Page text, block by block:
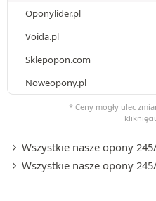
Oponylider.pl
Voida.pl
Sklepopon.com
Noweopony.pl
* Ceny mogły ulec
Wszystkie nasze opony
Wszystkie nasze opony